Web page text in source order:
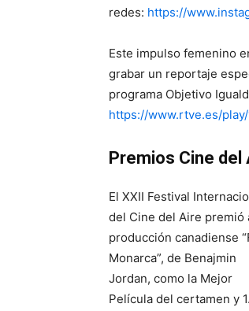
redes: https://
Este impulso femenino
grabar un reportaje
programa Objetivo
https://www.rtve.es/
Premios Cine del
El XXII Festival
del Cine del Aire premió
producción canadiense
Monarca”, de Benajmin
Jordan, como la Mejor
Película del certamen y